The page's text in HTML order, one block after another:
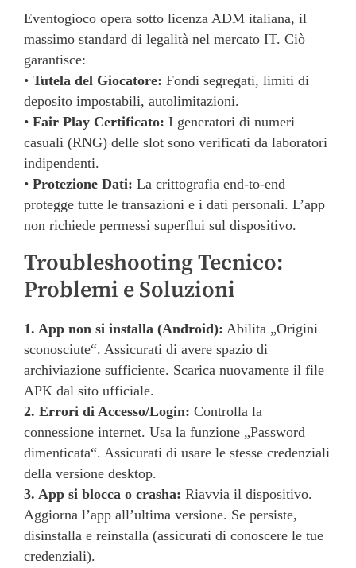
Eventogioco opera sotto licenza ADM italiana, il
massimo standard di legalità nel mercato IT. Ciò
garantisce:
• Tutela del Giocatore: Fondi segregati, limiti di
deposito impostabili, autolimitazioni.
• Fair Play Certificato: I generatori di numeri
casuali (RNG) delle slot sono verificati da laboratori
indipendenti.
• Protezione Dati: La crittografia end-to-end
protegge tutte le transazioni e i dati personali. L’app
non richiede permessi superflui sul dispositivo.
Troubleshooting Tecnico:
Problemi e Soluzioni
1. App non si installa (Android): Abilita „Origini
sconosciute“. Assicurati di avere spazio di
archiviazione sufficiente. Scarica nuovamente il file
APK dal sito ufficiale.
2. Errori di Accesso/Login: Controlla la
connessione internet. Usa la funzione „Password
dimenticata“. Assicurati di usare le stesse credenziali
della versione desktop.
3. App si blocca o crasha: Riavvia il dispositivo.
Aggiorna l’app all’ultima versione. Se persiste,
disinstalla e reinstalla (assicurati di conoscere le tue
credenziali).